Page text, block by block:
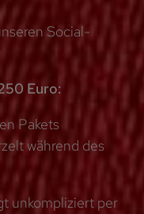
Social-
Euro:
Pakets
während des
unkompliziert per